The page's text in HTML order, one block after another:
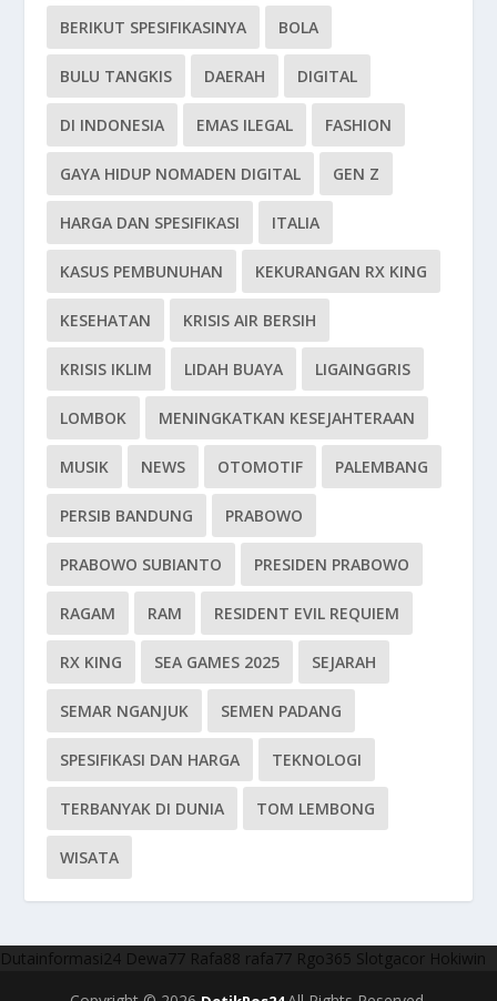
BERIKUT SPESIFIKASINYA BOLA
BULU TANGKIS DAERAH DIGITAL
DI INDONESIA EMAS ILEGAL FASHION
GAYA HIDUP NOMADEN DIGITAL GEN Z
HARGA DAN SPESIFIKASI ITALIA
KASUS PEMBUNUHAN KEKURANGAN RX KING
KESEHATAN KRISIS AIR BERSIH
KRISIS IKLIM LIDAH BUAYA LIGAINGGRIS
LOMBOK MENINGKATKAN KESEJAHTERAAN
MUSIK NEWS OTOMOTIF PALEMBANG
PERSIB BANDUNG PRABOWO
PRABOWO SUBIANTO PRESIDEN PRABOWO
RAGAM RAM RESIDENT EVIL REQUIEM
RX KING SEA GAMES 2025 SEJARAH
SEMAR NGANJUK SEMEN PADANG
SPESIFIKASI DAN HARGA TEKNOLOGI
TERBANYAK DI DUNIA TOM LEMBONG
WISATA
Dutainformasi24 Dewa77 Rafa88 rafa77 Rgo365 Slotgacor Hokiwin